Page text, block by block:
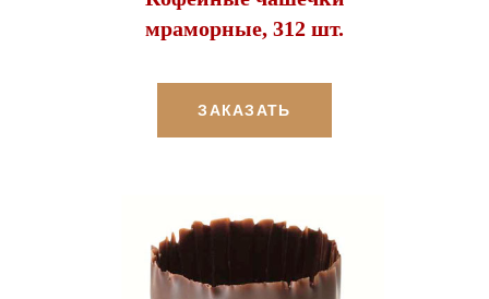
мраморные, 312 шт.
ЗАКАЗАТЬ